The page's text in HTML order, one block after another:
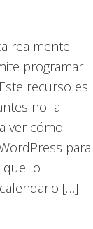
realmente
programar
recurso es
no la
ver cómo
para
que lo
[…]